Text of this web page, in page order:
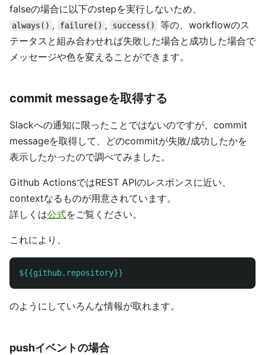
falseの場合に以下のstepを実行しないため、
always() , failure() , success()
等の、workflowのス
テータスと組み合わせれば失敗した場合と成功した場合で
メッセージや色を変えることができます。
commit messageを取得する
Slackへの通知に限ったことではないのですが、commit
messageを取得して、どのcommitが失敗/成功したかを
表示したかったので調べてみました。
Github ActionsではREST APIのレスポンスに近い、
contextなるものが用意されています。
詳しくは公式をご覧ください。
これにより、
${{github.repository}}
のようにしていろんな情報が取れます。
pushイベントの場合